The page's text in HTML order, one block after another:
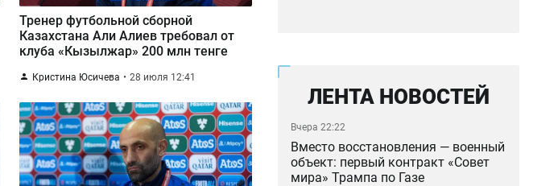
Тренер футбольной сборной
Казахстана Али Алиев требовал от
клуба «Кызылжар» 200 млн тенге
Кристина Юсичева 28 июля 12:41
ЛЕНТА НОВОСТЕЙ
Вчера 22:22
Вместо восстановления — военный
объект: первый контракт «Совет
мира» Трампа по Газе